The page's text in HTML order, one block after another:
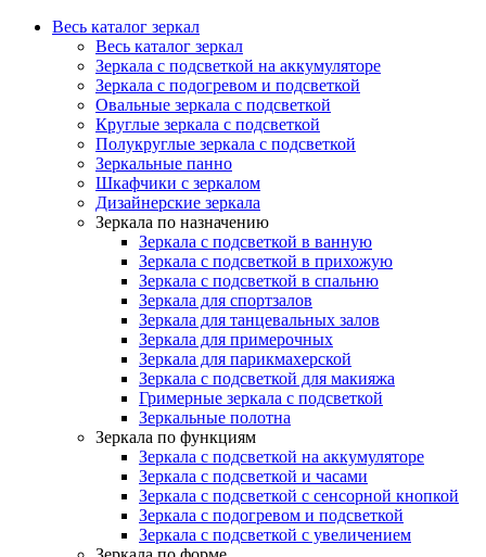
Весь каталог зеркал
Весь каталог зеркал
Зеркала с подсветкой на аккумуляторе
Зеркала с подогревом и подсветкой
Овальные зеркала с подсветкой
Круглые зеркала с подсветкой
Полукруглые зеркала с подсветкой
Зеркальные панно
Шкафчики с зеркалом
Дизайнерские зеркала
Зеркала по назначению
Зеркала с подсветкой в ванную
Зеркала с подсветкой в прихожую
Зеркала с подсветкой в спальню
Зеркала для спортзалов
Зеркала для танцевальных залов
Зеркала для примерочных
Зеркала для парикмахерской
Зеркала с подсветкой для макияжа
Гримерные зеркала с подсветкой
Зеркальные полотна
Зеркала по функциям
Зеркала с подсветкой на аккумуляторе
Зеркала с подсветкой и часами
Зеркала с подсветкой с сенсорной кнопкой
Зеркала с подогревом и подсветкой
Зеркала с подсветкой с увеличением